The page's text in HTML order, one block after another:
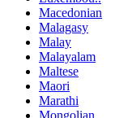
Macedonian
Malagasy
Malay
Malayalam
Maltese
Maori
Marathi